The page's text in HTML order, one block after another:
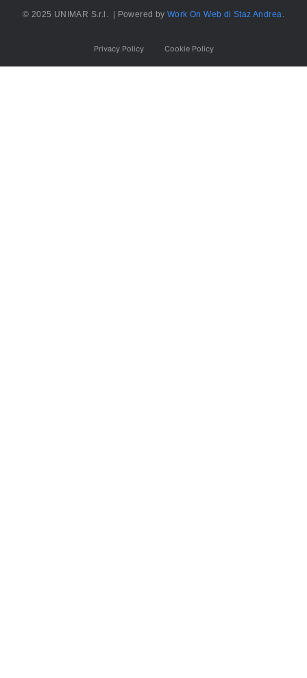
© 2025 UNIMAR S.r.l. | Powered byWork On Web di Staz Andrea.
Privacy Policy Cookie Policy